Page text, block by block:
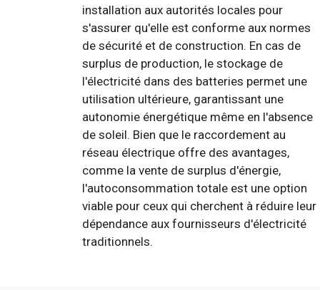
installation aux autorités locales pour
s'assurer qu'elle est conforme aux normes
de sécurité et de construction. En cas de
surplus de production, le stockage de
l'électricité dans des batteries permet une
utilisation ultérieure, garantissant une
autonomie énergétique même en l'absence
de soleil. Bien que le raccordement au
réseau électrique offre des avantages,
comme la vente de surplus d'énergie,
l'autoconsommation totale est une option
viable pour ceux qui cherchent à réduire leur
dépendance aux fournisseurs d'électricité
traditionnels.